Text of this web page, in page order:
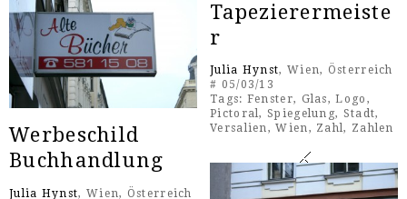
Tapezierermeiste
r
Julia Hynst, Wien, Österreich
# 05/03/13
Tags: Fenster, Glas,Logo ,
Pictoral,Spiegelung, Stadt,
Versalien,Wien, Zahl, Zahlen
Werbeschild
Buchhandlung
Julia Hynst, Wien, Österreich